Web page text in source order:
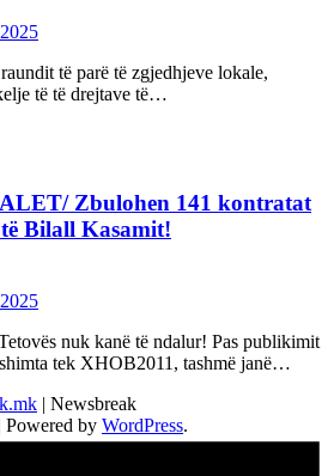
të parë të zgjedhjeve lokale,
të të drejtave të…
Zbulohen 141 kontratat
Bilall Kasamit!
nuk kanë të ndalur! Pas publikimit
tek XHOB2011, tashmë janë…
| Newsbreak
by WordPress.